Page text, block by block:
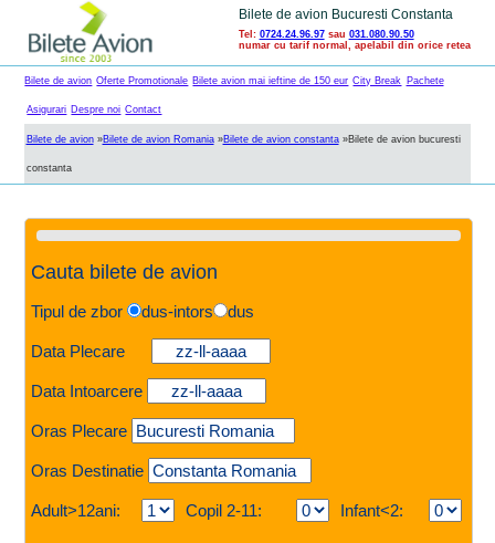
Bilete de avion Bucuresti Constanta
Tel: 0724.24.96.97sau 031.080.90.50
numar cu tarif normal, apelabil din orice retea
Bilete de avion Oferte Promotionale Bilete avion mai ieftine de 150 eur City Break Pachete
Asigurari Despre noi Contact
Bilete de avion»Bilete de avion Romania»Bilete de avion constanta»Bilete de avion bucuresti
constanta
Cauta bilete de avion
Tipul de zbor dus-intors dus
Data Plecare
Data Intoarcere
Oras Plecare
Oras Destinatie
Adult>12ani: Copil 2-11: Infant<2: